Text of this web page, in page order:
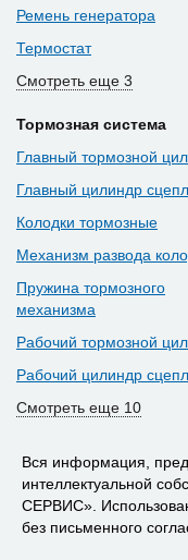
Ремень генератора
Термостат
Смотреть еще 3
Тормозная система
Главный тормозной
Главный цилиндр
Колодки тормозные
Механизм развода
Пружина тормозного
механизма
Рабочий тормозной
Рабочий цилиндр
Смотреть еще 10
Вся информация,
интеллектуальной
СЕРВИС».
без письменного